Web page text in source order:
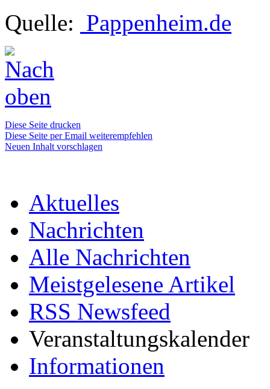
Quelle: Pappenheim.de
Diese Seite drucken
Diese Seite per Email weiterempfehlen
Neuen Inhalt vorschlagen
Aktuelles
Nachrichten
Alle Nachrichten
Meistgelesene Artikel
RSS Newsfeed
Veranstaltungskalender
Informationen